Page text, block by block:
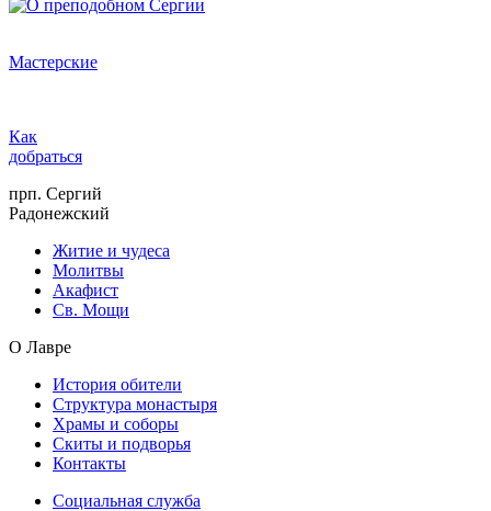
Мастерские
Как
добраться
прп. Сергий
Радонежский
Житие и чудеса
Молитвы
Акафист
Св. Мощи
О Лавре
История обители
Структура монастыря
Храмы и соборы
Скиты и подворья
Контакты
Социальная служба